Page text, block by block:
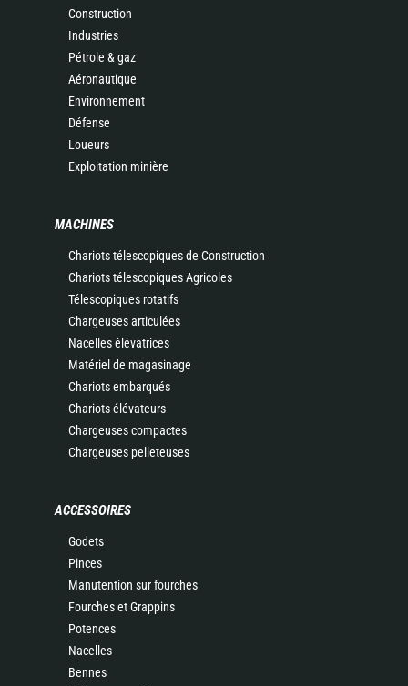
Construction
Industries
Pétrole & gaz
Aéronautique
Environnement
Défense
Loueurs
Exploitation minière
MACHINES
Chariots télescopiques de Construction
Chariots télescopiques Agricoles
Télescopiques rotatifs
Chargeuses articulées
Nacelles élévatrices
Matériel de magasinage
Chariots embarqués
Chariots élévateurs
Chargeuses compactes
Chargeuses pelleteuses
ACCESSOIRES
Godets
Pinces
Manutention sur fourches
Fourches et Grappins
Potences
Nacelles
Bennes